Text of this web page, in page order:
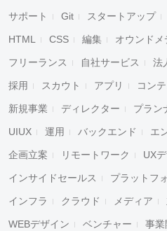
サポート Git スタートアップ
HTML CSS 編集 オウンドメ
フリーランス 自社サービス 法
採用 スカウト アプリ コン
新規事業 ディレクター プラン
UIUX 運用 バックエンド エ
企画立案 リモートワーク UX
インサイドセールス プラットフ
インフラ クラウド メディア
WEBデザイン ベンチャー 事業